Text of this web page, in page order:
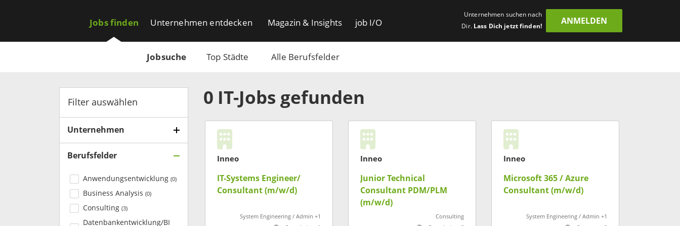
Jobs finden
Jobsuche Top Städte Alle Berufsfelder
Unternehmen entdecken Magazin & Insights job I/O
Unternehmen suchen nach
Dir. Lass Dich jetzt finden!
ANMELDEN
Filter auswählen
Unternehmen
Berufsfelder
Anwendungsentwicklung (0)
Business Analysis (0)
Consulting (3)
Datenbankentwicklung/BI
0 IT-Jobs gefunden
Inneo
IT-Systems Engineer/
Consultant (m/w/d)
System Engineering / Admin +1
Inneo
Junior Technical
Consultant PDM/PLM
(m/w/d)
Consulting
Inneo
Microsoft 365 / Azure
Consultant (m/w/d)
System Engineering / Admin +1